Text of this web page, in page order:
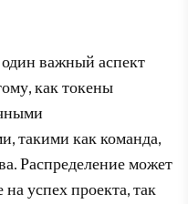
важный аспект
как токены
такими как команда,
Распределение может
на успех проекта, так